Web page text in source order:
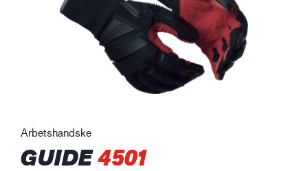
Arbetshandske
GUIDE4501